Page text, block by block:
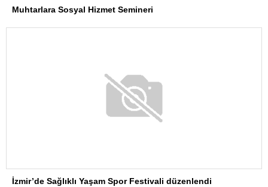
Muhtarlara Sosyal Hizmet Semineri
İzmir’de Sağlıklı Yaşam Spor Festivali düzenlendi